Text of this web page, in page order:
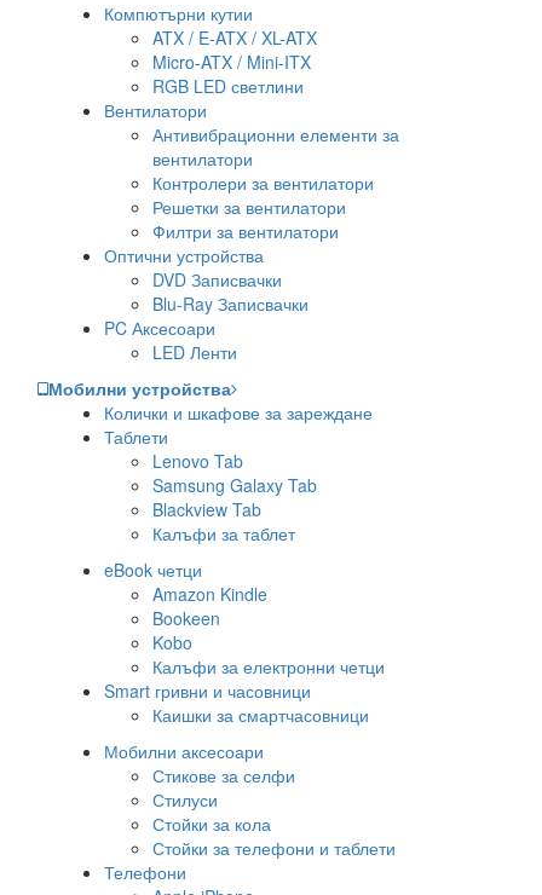
Компютърни кутии
ATX / E-ATX / XL-ATX
Micro-ATX / Mini-ITX
RGB LED светлини
Вентилатори
Антивибрационни елементи за
вентилатори
Контролери за вентилатори
Решетки за вентилатори
Филтри за вентилатори
Оптични устройства
DVD Записвачки
Blu-Ray Записвачки
PC Аксесоари
LED Ленти
Мобилни устройства
Колички и шкафове за зареждане
Таблети
Lenovo Tab
Samsung Galaxy Tab
Blackview Tab
Калъфи за таблет
eBook четци
Amazon Kindle
Bookeen
Kobo
Калъфи за електронни четци
Smart гривни и часовници
Каишки за смартчасовници
Мобилни аксесоари
Стикове за селфи
Стилуси
Стойки за кола
Стойки за телефони и таблети
Телефони